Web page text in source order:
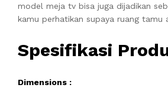
model meja tv bisa juga dijadikan
kamu perhatikan supaya ruang tamu
Spesifikasi
Dimensions :